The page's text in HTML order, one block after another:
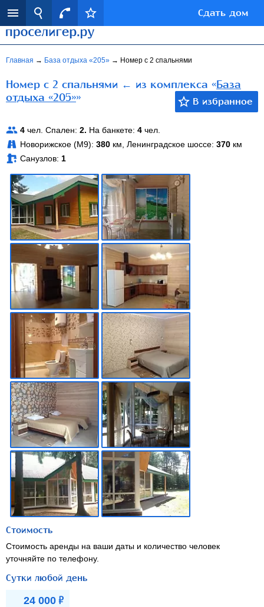
Сдать дом
Главная → База отдыха «205» → Номер с 2 спальнями
Номер с 2 спальнями ← из комплекса «База
отдыха «205»»
4 чел. Спален: 2. На банкете: 4 чел.
Новорижское (М9): 380 км, Ленинградское шоссе: 370 км
Санузлов: 1
Стоимость
Стоимость аренды на ваши даты и количество человек
уточняйте по телефону.
Сутки любой день
24 000 Р